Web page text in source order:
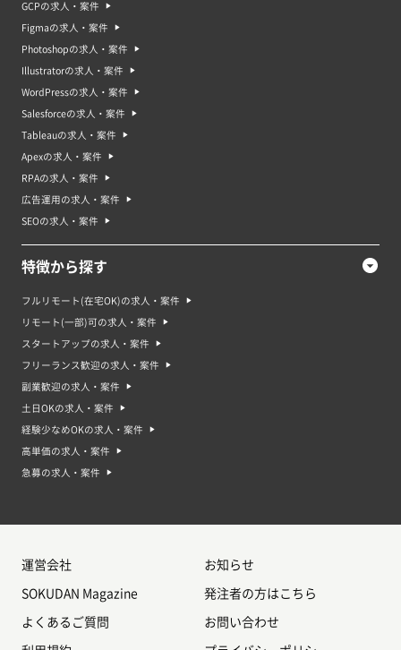
GCPの求人・案件
Figmaの求人・案件
Photoshopの求人・案件
Illustratorの求人・案件
WordPressの求人・案件
Salesforceの求人・案件
Tableauの求人・案件
Apexの求人・案件
RPAの求人・案件
広告運用の求人・案件
SEOの求人・案件
特徴から探す
フルリモート(在宅OK)の求人・案件
リモート(一部)可の求人・案件
スタートアップの求人・案件
フリーランス歓迎の求人・案件
副業歓迎の求人・案件
土日OKの求人・案件
経験少なめOKの求人・案件
高単価の求人・案件
急募の求人・案件
運営会社 お知らせ
SOKUDAN Magazine 発注者の方はこちら
よくあるご質問 お問い合わせ